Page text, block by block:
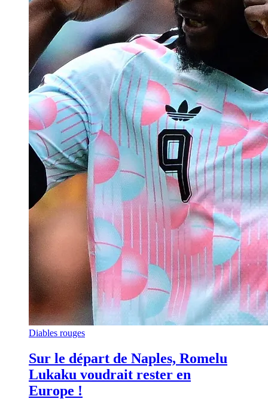
Diables rouges
Sur le départ de Naples, Romelu
Lukaku voudrait rester en
Europe !